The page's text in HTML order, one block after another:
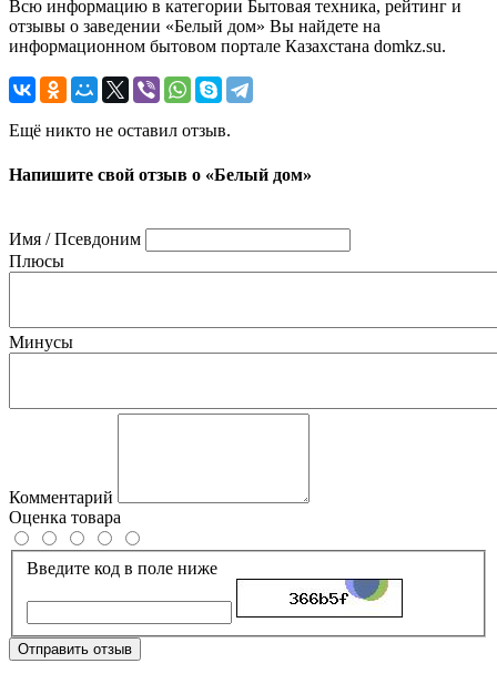
Всю информацию в категории Бытовая техника, рейтинг и
отзывы о заведении «Белый дом» Вы найдете на
информационном бытовом портале Казахстана domkz.su.
Ещё никто не оставил отзыв.
Напишите свой отзыв о «Белый дом»
Имя / Псевдоним
Плюсы
Минусы
Комментарий
Оценка товара
Введите код в поле ниже
Отправить отзыв